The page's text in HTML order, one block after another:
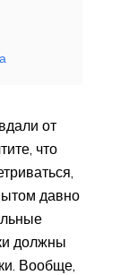
от
что
давно
должны
Вообще,